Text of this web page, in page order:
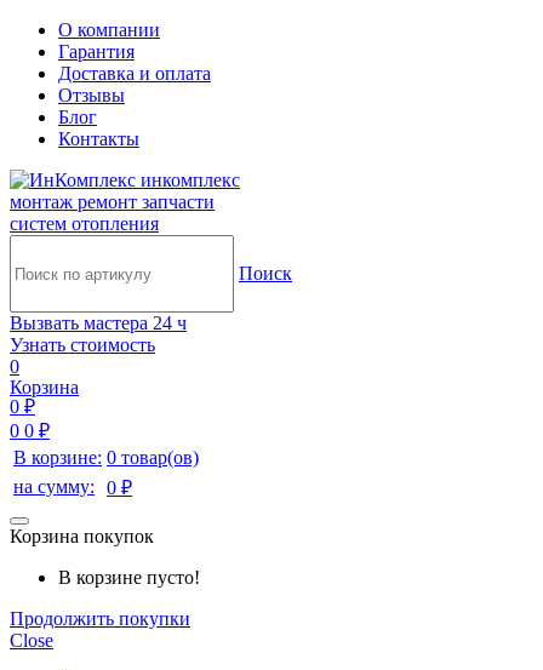
О компании
Гарантия
Доставка и оплата
Отзывы
Блог
Контакты
инкомплекс
монтаж ремонт запчасти
систем отопления
Поиск
Вызвать мастера 24 ч
Узнать стоимость
0
Корзина
0 ₽
0 0 ₽
В корзине: 0 товар(ов)
на сумму:
0 ₽
Корзина покупок
В корзине пусто!
Продолжить покупки
Close